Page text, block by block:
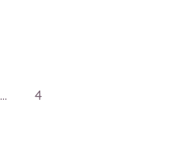
… 4